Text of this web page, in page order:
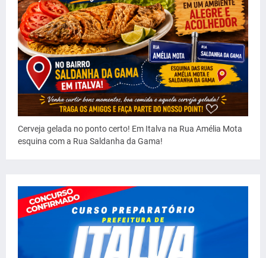
Cerveja gelada no ponto certo! Em Italva na Rua Amélia Mota
esquina com a Rua Saldanha da Gama!